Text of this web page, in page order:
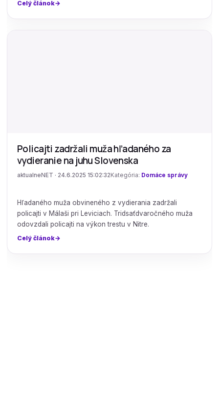
Celý článok
Policajti zadržali muža hľadaného za
vydieranie na juhu Slovenska
aktualneNET · 24.6.2025 15:02:32 Kategória: Domáce správy
Hľadaného muža obvineného z vydierania zadržali
policajti v Málaši pri Leviciach. Tridsaťdvaročného muža
odovzdali policajti na výkon trestu v Nitre.
Celý článok